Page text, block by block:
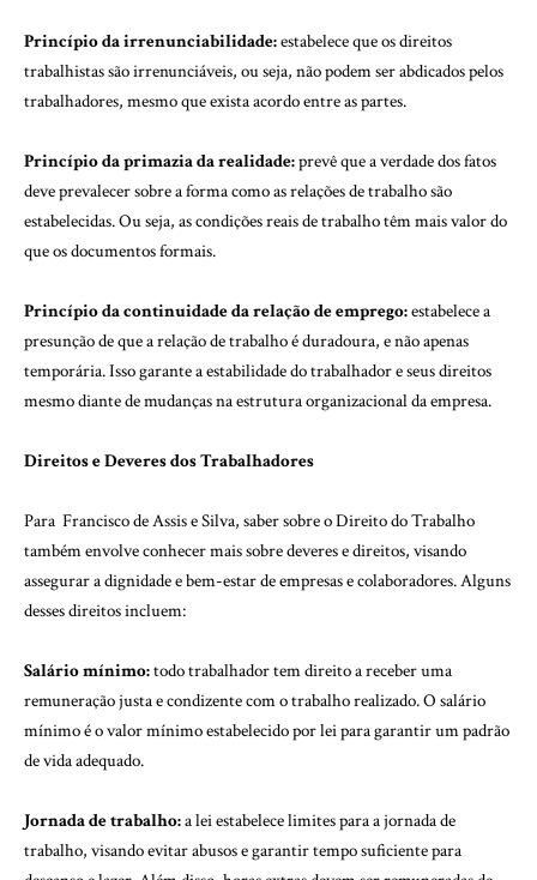
Princípio da irrenunciabilidade:estabelece que os direitos
trabalhistas são irrenunciáveis, ou seja, não podem ser abdicados pelos
trabalhadores, mesmo que exista acordo entre as partes.
Princípio da primazia da realidade:prevê que a verdade dos fatos
deve prevalecer sobre a forma como as relações de trabalho são
estabelecidas. Ou seja, as condições reais de trabalho têm mais valor do
que os documentos formais.
Princípio da continuidade da relação de emprego:estabelece a
presunção de que a relação de trabalho é duradoura, e não apenas
temporária. Isso garante a estabilidade do trabalhador e seus direitos
mesmo diante de mudanças na estrutura organizacional da empresa.
Direitos e Deveres dos Trabalhadores
Para Francisco de Assis e Silva, saber sobre o Direito do Trabalho
também envolve conhecer mais sobre deveres e direitos, visando
assegurar a dignidade e bem-estar de empresas e colaboradores. Alguns
desses direitos incluem:
Salário mínimo:todo trabalhador tem direito a receber uma
remuneração justa e condizente com o trabalho realizado. O salário
mínimo é o valor mínimo estabelecido por lei para garantir um padrão
de vida adequado.
Jornada de trabalho:a lei estabelece limites para a jornada de
trabalho, visando evitar abusos e garantir tempo suficiente para